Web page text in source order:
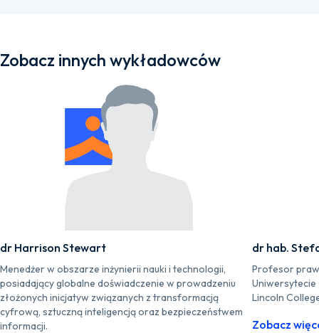
Zobacz innych wykładowców
dr Harrison Stewart
Menedżer w obszarze inżynierii nauki i technologii,
posiadający globalne doświadczenie w prowadzeniu
złożonych inicjatyw związanych z transformacją
cyfrową, sztuczną inteligencją oraz bezpieczeństwem
informacji.
dr hab.
Profesor
Lincoln
Zobacz